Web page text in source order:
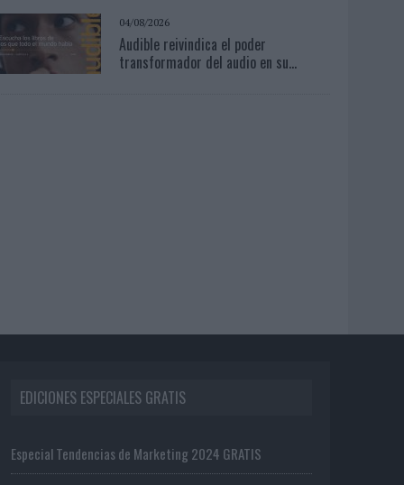
04/08/2026
Audible reivindica el poder
transformador del audio en su...
EDICIONES ESPECIALES GRATIS
Especial Tendencias de Marketing 2024 GRATIS